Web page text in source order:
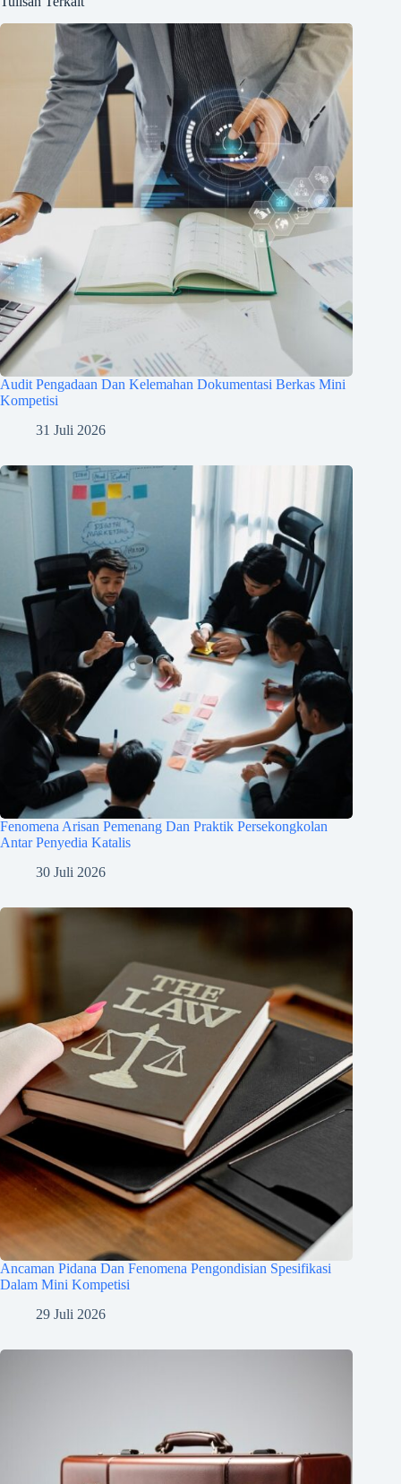
Audit Pengadaan Dan Kelemahan Dokumentasi Berkas Mini
Kompetisi
31 Juli 2026
Fenomena Arisan Pemenang Dan Praktik Persekongkolan
Antar Penyedia Katalis
30 Juli 2026
Ancaman Pidana Dan Fenomena Pengondisian Spesifikasi
Dalam Mini Kompetisi
29 Juli 2026